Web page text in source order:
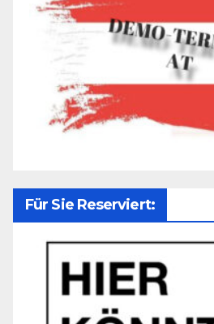
Für Sie Reserviert: